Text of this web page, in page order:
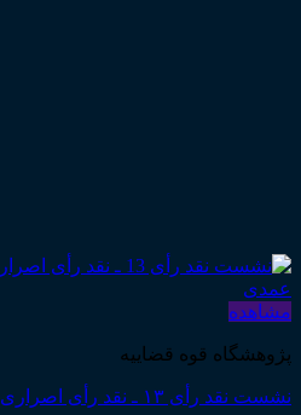
مشاهده
پژوهشگاه قوه قضاییه
نشست نقد رأی ۱۳ ـ نقد رأی اصراری درباره آمریت در قتل عمدی